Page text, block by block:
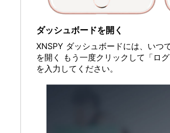
ダッシュボードを開く
XNSPY ダッシュボードには、いつ
を開く もう一度クリックして「ロ
を入力してください。